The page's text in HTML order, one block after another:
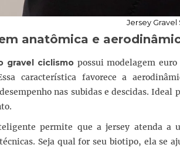
Jersey Gravel
anatômica e
gravel ciclismopossui modelagem
característica favorece a
nas subidas e descidas.
permite que a jersey atenda a
Seja qual for seu biotipo, ela se